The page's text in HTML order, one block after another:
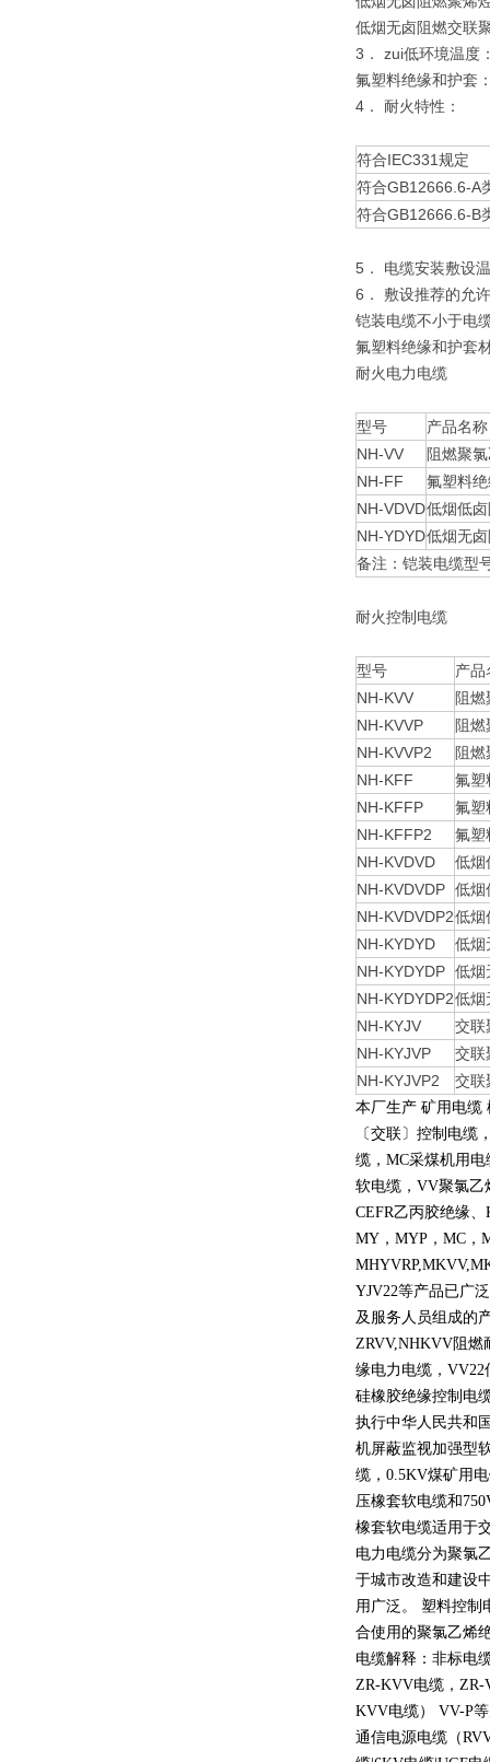
低烟无卤阻燃交联
3． zui低环境温度
氟塑料绝缘和护套
4． 耐火特性：
符合IEC331规定
符合GB12666.6-A
符合GB12666.6-B
5． 电缆安装敷设
6． 敷设推荐的允
铠装电缆不小于电
氟塑料绝缘和护套
耐火电力电缆
型号
产品名称
NH-VV
阻燃聚
NH-FF
氟塑料
NH-VDVD低烟低
NH-YDYD低烟无
备注：铠装电缆型
耐火控制电缆
型号
产品
NH-KVV
阻
NH-KVVP
阻
NH-KVVP2
阻
NH-KFF
氟塑
NH-KFFP
氟塑
NH-KFFP2
氟塑
NH-KVDVD
低烟
NH-KVDVDP 低烟
NH-KVDVDP2低烟
NH-KYDYD
低烟
NH-KYDYDP 低烟
NH-KYDYDP2低烟
NH-KYJV
交联
NH-KYJVP
交联
NH-KYJVP2
交联
本厂生产 矿用电缆
〔交联〕控制电缆
缆， MC采煤机用电
软电缆， VV聚氯乙
CEFR乙丙胶绝缘、
MY ， MYP ， MC ，
YJV22等产品已广
及服务人员组成的
ZRVV,NHKVV阻燃
缘电力电缆， VV22
硅橡胶绝缘控制电
执行中华人民共和
机屏蔽监视加强型
缆， 0.5KV煤矿用
压橡套软电缆和
橡套软电缆适用于
电力电缆分为聚氯
于城市改造和建设
用广泛。 塑料控制
合使用的聚氯乙烯
电缆解释：非标电
ZR-KVV电缆， ZR-
KVV电缆） VV-P
通信电源电缆（